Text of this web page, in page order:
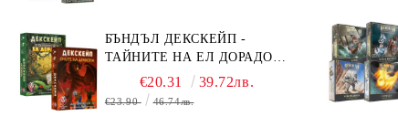
БЪНДЪЛ ДЕКСКЕЙП -
ТАЙНИТЕ НА ЕЛ ДОРАДО +
ОЧИТЕ НА ДРАКОНА
€20.31 39.72лв.
€23.90 46.74лв.